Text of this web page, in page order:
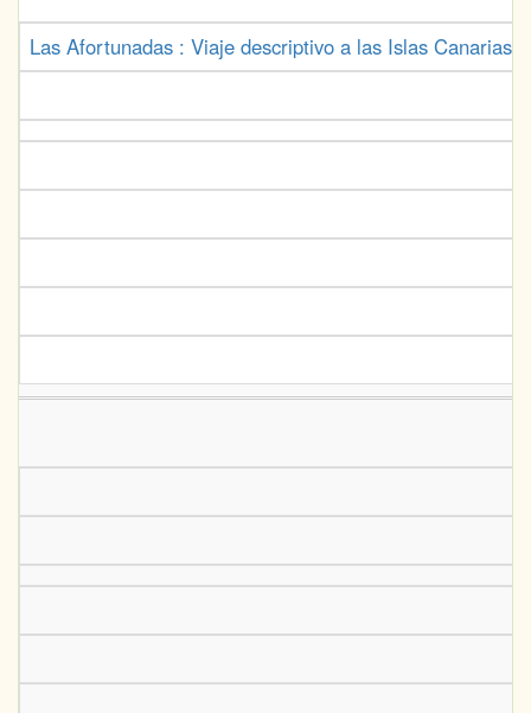
Las Afortunadas : Viaje descriptivo a las Islas